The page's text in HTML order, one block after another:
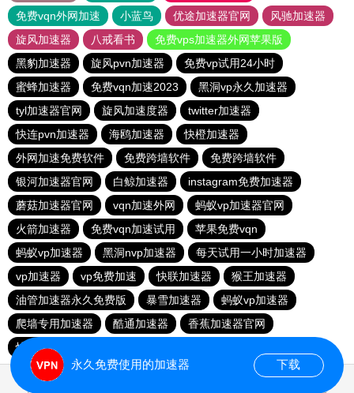
免费vqn外网加速
小蓝鸟 优途加速器官网
风驰加速器
旋风加速器
八戒看书
免费vps加速器外网苹果版
黑豹加速器
旋风pvn加速器
免费vp试用24小时
蜜蜂加速器
免费vqn加速2023
黑洞vp永久加速器
tyl加速器官网
旋风加速度器
twitter加速器
快连pvn加速器
海鸥加速器
快橙加速器
外网加速免费软件
免费跨墙软件
免费跨墙软件
银河加速器官网
白鲸加速器
instagram免费加速器
蘑菇加速器官网
vqn加速外网
蚂蚁vp加速器官网
火箭加速器
免费vqn加速试用
苹果免费vqn
蚂蚁vp加速器
黑洞nvp加速器
每天试用一小时加速器
vp加速器
vp免费加速 快联加速器
猴王加速器
油管加速器永久免费版
暴雪加速器
蚂蚁vp加速器
爬墙专用加速器
酷通加速器
香蕉加速器官网
快连vn破解版
永久免费使用的加速器 下载